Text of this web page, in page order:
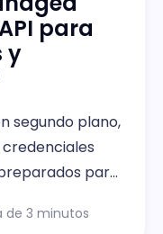
para
y
segundo plano,
para
de 3 minutos